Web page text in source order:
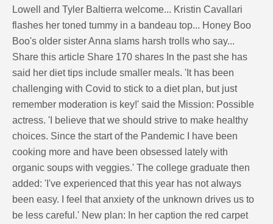
Lowell and Tyler Baltierra welcome... Kristin Cavallari
flashes her toned tummy in a bandeau top... Honey Boo
Boo's older sister Anna slams harsh trolls who say...
Share this article Share 170 shares In the past she has
said her diet tips include smaller meals. 'It has been
challenging with Covid to stick to a diet plan, but just
remember moderation is key!' said the Mission: Possible
actress. 'I believe that we should strive to make healthy
choices. Since the start of the Pandemic I have been
cooking more and have been obsessed lately with
organic soups with veggies.' The college graduate then
added: 'I've experienced that this year has not always
been easy. I feel that anxiety of the unknown drives us to
be less careful.' New plan: In her caption the red carpet